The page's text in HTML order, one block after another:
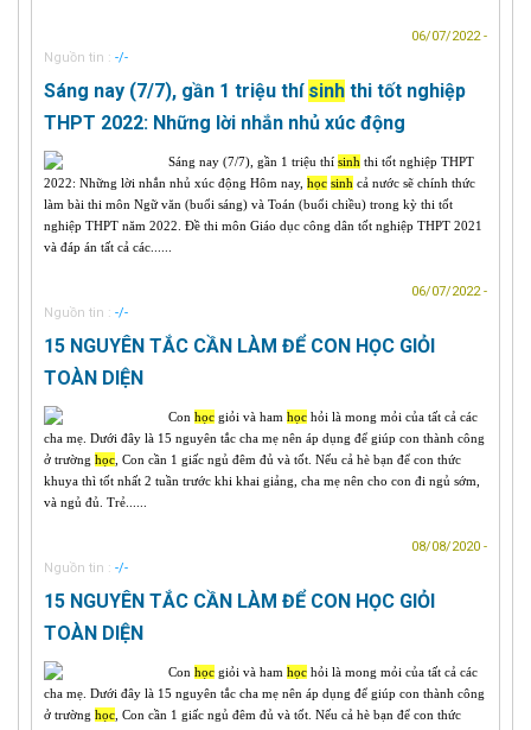
06/07/2022 -
Nguồn tin : -/-
Sáng nay (7/7), gần 1 triệu thí sinh thi tốt nghiệp
THPT 2022: Những lời nhắn nhủ xúc động
Sáng nay (7/7), gần 1 triệu thí sinh thi tốt nghiệp THPT
2022: Những lời nhắn nhủ xúc động Hôm nay, học sinh cả nước sẽ chính thức
làm bài thi môn Ngữ văn (buổi sáng) và Toán (buổi chiều) trong kỳ thi tốt
nghiệp THPT năm 2022. Đề thi môn Giáo dục công dân tốt nghiệp THPT 2021
và đáp án tất cả các......
06/07/2022 -
Nguồn tin : -/-
15 NGUYÊN TẮC CẦN LÀM ĐỂ CON HỌC GIỎI
TOÀN DIỆN
Con học giỏi và ham học hỏi là mong mỏi của tất cả các
cha mẹ. Dưới đây là 15 nguyên tắc cha mẹ nên áp dụng để giúp con thành công
ở trường học , Con cần 1 giấc ngủ đêm đủ và tốt. Nếu cả hè bạn để con thức
khuya thì tốt nhất 2 tuần trước khi khai giảng, cha mẹ nên cho con đi ngủ sớm,
và ngủ đủ. Trẻ......
08/08/2020 -
Nguồn tin : -/-
15 NGUYÊN TẮC CẦN LÀM ĐỂ CON HỌC GIỎI
TOÀN DIỆN
Con học giỏi và ham học hỏi là mong mỏi của tất cả các
cha mẹ. Dưới đây là 15 nguyên tắc cha mẹ nên áp dụng để giúp con thành công
ở trường học , Con cần 1 giấc ngủ đêm đủ và tốt. Nếu cả hè bạn để con thức